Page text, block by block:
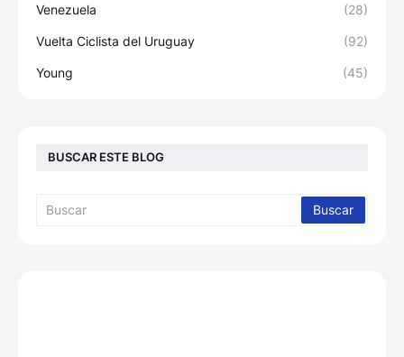
Venezuela (28)
Vuelta Ciclista del Uruguay (92)
Young (45)
BUSCAR ESTE BLOG